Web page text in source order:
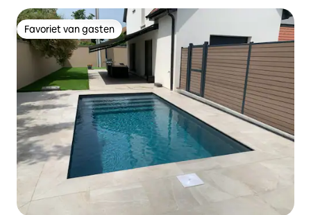
Favoriet van gasten
Favoriet van gasten